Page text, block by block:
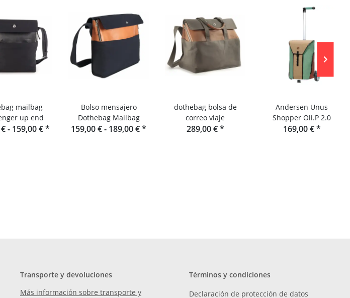
mailbag
up end
- 159,00 €*
Bolso mensajero
Dothebag Mailbag
159,00 € - 189,00 €*
dothebag bolsa de
correo viaje
289,00 €*
Andersen Unus
Shopper Oli.P 2.0
169,00 €*
Transporte y devoluciones
Más información sobre transporte y
Términos y condiciones
Declaración de protección de datos